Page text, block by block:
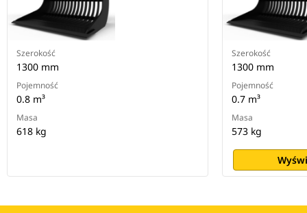
Szerokość
1300 mm
Pojemność
0.8 m³
Masa
618 kg
Szerokość
1300 mm
Pojemność
0.7 m³
Masa
573 kg